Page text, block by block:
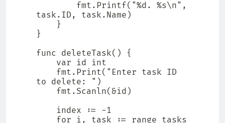
task.ID, task.Name)
}
func deleteTask() {
to delete: ")